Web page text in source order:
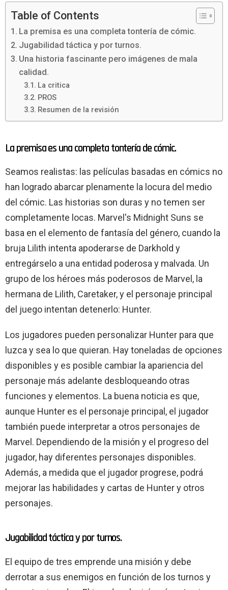
Table of Contents
La premisa es una completa tontería de cómic.
Jugabilidad táctica y por turnos.
Una historia fascinante pero imágenes de mala
calidad.
La critica
PROS
Resumen de la revisión
La premisa es una completa tontería de cómic.
Seamos realistas: las películas basadas en cómics no
han logrado abarcar plenamente la locura del medio
del cómic. Las historias son duras y no temen ser
completamente locas. Marvel's Midnight Suns se
basa en el elemento de fantasía del género, cuando la
bruja Lilith intenta apoderarse de Darkhold y
entregárselo a una entidad poderosa y malvada. Un
grupo de los héroes más poderosos de Marvel, la
hermana de Lilith, Caretaker, y el personaje principal
del juego intentan detenerlo: Hunter.
Los jugadores pueden personalizar Hunter para que
luzca y sea lo que quieran. Hay toneladas de opciones
disponibles y es posible cambiar la apariencia del
personaje más adelante desbloqueando otras
funciones y elementos. La buena noticia es que,
aunque Hunter es el personaje principal, el jugador
también puede interpretar a otros personajes de
Marvel. Dependiendo de la misión y el progreso del
jugador, hay diferentes personajes disponibles.
Además, a medida que el jugador progrese, podrá
mejorar las habilidades y cartas de Hunter y otros
personajes.
Jugabilidad táctica y por turnos.
El equipo de tres emprende una misión y debe
derrotar a sus enemigos en función de los turnos y